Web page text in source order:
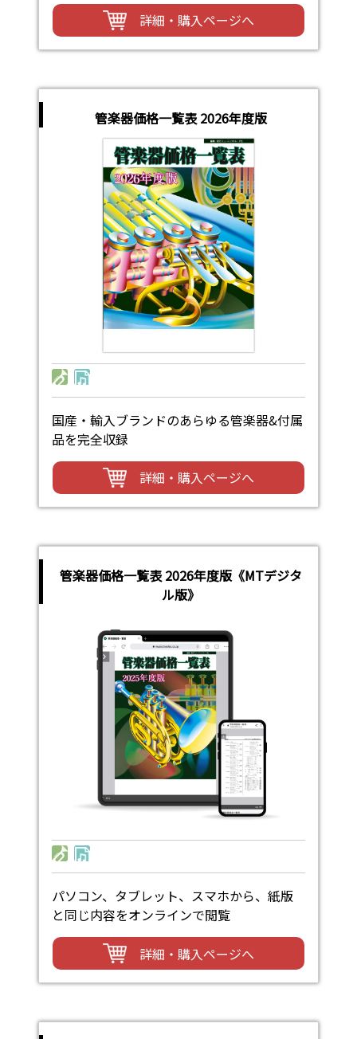
詳細・購入ページへ
管楽器価格一覧表 2026年度版
国産・輸入ブランドのあらゆる管楽器&付属
品を完全収録
詳細・購入ページへ
管楽器価格一覧表 2026年度版《MTデジタ
ル版》
パソコン、タブレット、スマホから、紙版
と同じ内容をオンラインで閲覧
詳細・購入ページへ